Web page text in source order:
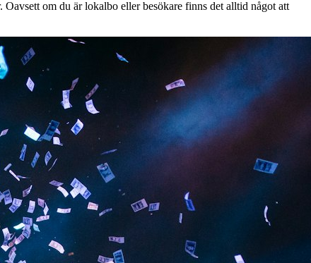
om du är lokalbo eller besökare finns det alltid något att